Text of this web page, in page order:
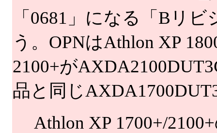
「0681」になる「Bリ
う。OPNはAthlon XP
2100+が
品と同じ
Athlon XP 1700+/